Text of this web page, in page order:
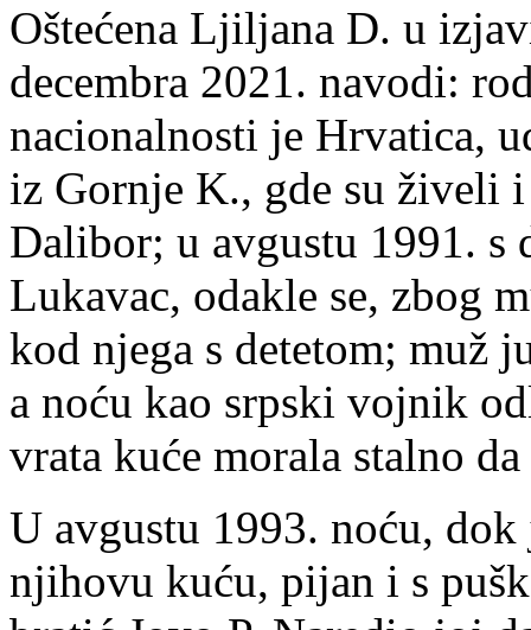
Oštećena Ljiljana D. u
decembra 2021. navodi:
nacionalnosti je Hrvatica,
iz Gornje K., gde su živeli
Dalibor; u avgustu 1991. s
Lukavac, odakle se, zbog
kod njega s detetom; muž
a noću kao srpski vojnik
vrata kuće morala stalno
U avgustu 1993. noću,
njihovu kuću, pijan i s